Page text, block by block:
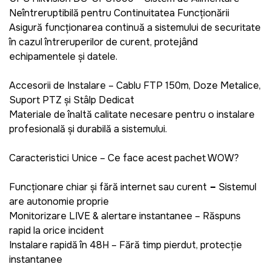
Neîntreruptibilă pentru Continuitatea Funcționării
Asigură funcționarea continuă a sistemului de securitate
în cazul întreruperilor de curent, protejând
echipamentele și datele.​
Accesorii de Instalare – Cablu FTP 150m, Doze Metalice,
Suport PTZ și Stâlp Dedicat
Materiale de înaltă calitate necesare pentru o instalare
profesională și durabilă a sistemului.
Caracteristici Unice – Ce face acest pachet WOW?
Funcționare chiar și fără internet sau curent – Sistemul
are autonomie proprie
Monitorizare LIVE & alertare instantanee – Răspuns
rapid la orice incident
Instalare rapidă în 48H – Fără timp pierdut, protecție
instantanee